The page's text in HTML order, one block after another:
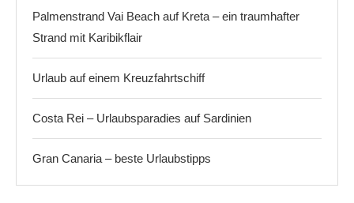
Palmenstrand Vai Beach auf Kreta – ein traumhafter
Strand mit Karibikflair
Urlaub auf einem Kreuzfahrtschiff
Costa Rei – Urlaubsparadies auf Sardinien
Gran Canaria – beste Urlaubstipps